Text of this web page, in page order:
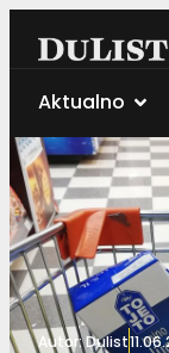
Aktualno
Autor:Dulist